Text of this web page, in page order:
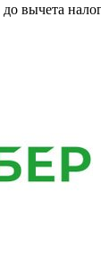
до вычета